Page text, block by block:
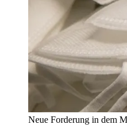
Neue Forderung in dem